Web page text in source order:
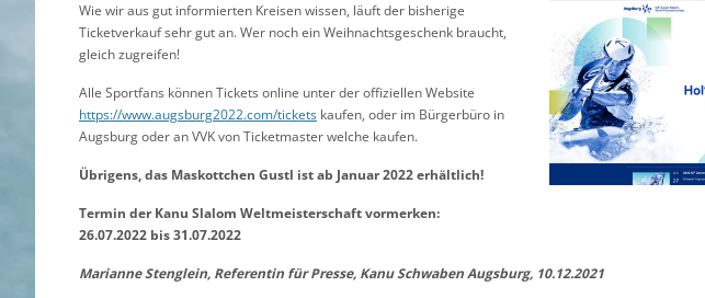
Wie wir aus gut informierten Kreisen wissen, läuft der bisherige
Ticketverkauf sehr gut an. Wer noch ein Weihnachtsgeschenk braucht,
gleich zugreifen!
Alle Sportfans können Tickets online unter der offiziellen Website
https://www.augsburg2022.com/tickets kaufen, oder im Bürgerbüro in
Augsburg oder an VVK von Ticketmaster welche kaufen.
Übrigens, das Maskottchen Gustl ist ab Januar 2022 erhältlich!
Termin der Kanu Slalom Weltmeisterschaft vormerken:
26.07.2022 bis 31.07.2022
Marianne Stenglein, Referentin für Presse, Kanu Schwaben Augsburg, 10.12.2021